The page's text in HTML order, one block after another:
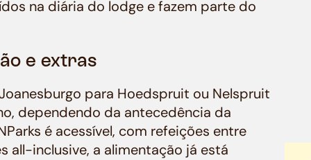
na diária do lodge e fazem parte do
e extras
para Hoedspruit ou Nelspruit
dependendo da antecedência da
é acessível, com refeições entre
all-inclusive, a alimentação já está